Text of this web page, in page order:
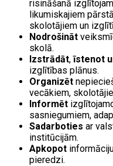
risināšanā
likumiskajiem
skolotājiem un
Nodrošināt
skolā.
Izstrādāt,īstenot
izglītības plānus.
Organizēt
vecākiem,
Informēt
sasniegumiem,
Sadarboties ar
institūcijām.
Apkopot
pieredzi.